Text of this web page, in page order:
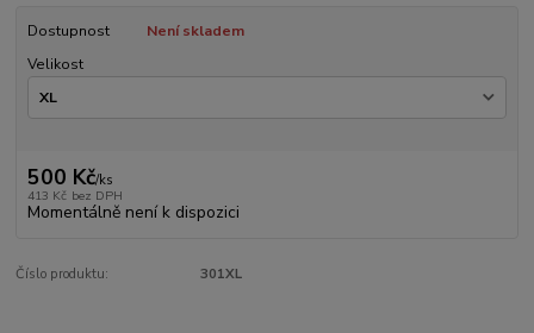
Dostupnost
Není skladem
Velikost
500 Kč/ks
413 Kč bez DPH
Momentálně není k dispozici
Číslo produktu: 301XL